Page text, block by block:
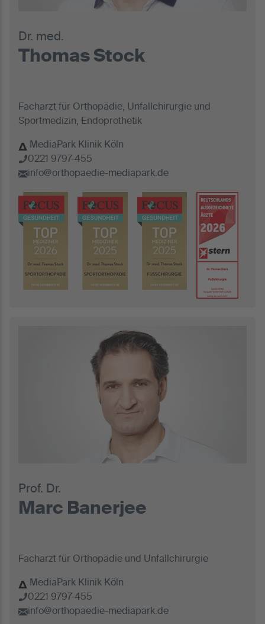
Dr. med.
Thomas Stock
Facharzt für Orthopädie, Unfallchirurgie und
Sportmedizin, Endoprothetik
MediaPark Klinik Köln
0221 9797-455
info@orthopaedie-mediapark.de
Prof. Dr.
Marc Banerjee
Facharzt für Orthopädie und Unfallchirurgie
MediaPark Klinik Köln
0221 9797-455
info@orthopaedie-mediapark.de